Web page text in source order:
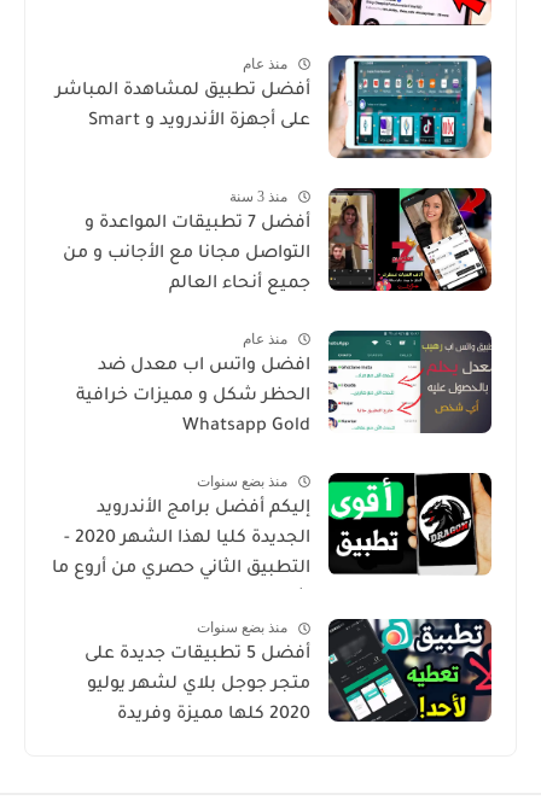
منذ عام
أفضل تطبيق لمشاهدة المباشر
على أجهزة الأندرويد و Smart
منذ 3 سنة
أفضل 7 تطبيقات المواعدة و
التواصل مجانا مع الأجانب و من
جميع أنحاء العالم
منذ عام
افضل واتس اب معدل ضد
الحظر شكل و مميزات خرافية
Whatsapp Gold
منذ بضع سنوات
إليكم أفضل برامج الأندرويد
الجديدة كليا لهذا الشهر 2020 -
التطبيق الثاني حصري من أروع ما
منذ بضع سنوات
أفضل 5 تطبيقات جديدة على
متجر جوجل بلاي لشهر يوليو
2020 كلها مميزة وفريدة